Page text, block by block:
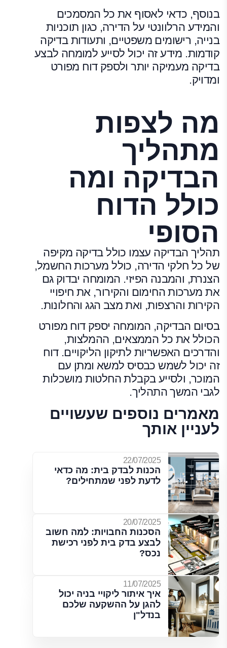
בנוסף, כדאי לאסוף את כל המסמכים
והמידע הרלוונטי על הדירה, כגון תוכניות
בנייה, רישומים משפטיים, ותעודות בדיקה
קודמות. מידע זה יכול לסייע למומחה לבצע
בדיקה מעמיקה יותר ולספק דוח מפורט
ומדויק.
מה לצפות
מתהליך
הבדיקה ומה
כולל הדוח
הסופי
תהליך הבדיקה עצמו כולל בדיקה מקיפה
של כל חלקי הדירה, כולל מערכות החשמל,
הצנרת, והמבנה הפיזי. המומחה יבדוק גם
את מערכות החימום והקירור, את חיפויי
הקירות והרצפות, ואת מצב הגג והחלונות.
בסיום הבדיקה, המומחה יספק דוח מפורט
הכולל את כל הממצאים, ההמלצות,
והדרכים האפשריות לתיקון הליקויים. דוח
זה יכול לשמש כבסיס למשא ומתן עם
המוכר, ולסייע בקבלת החלטות מושכלות
לגבי המשך התהליך.
מאמרים נוספים שעשויים
לעניין אותך
22/07/2025
הכנות לבדק בית: מה כדאי
לדעת לפני שמתחילים?
20/07/2025
הסכנות החבויות: למה חשוב
לבצע בדק בית לפני רכישת
נכס?
11/07/2025
איך איתור ליקויי בניה יכול
להגן על ההשקעה שלכם
בנדל"ן